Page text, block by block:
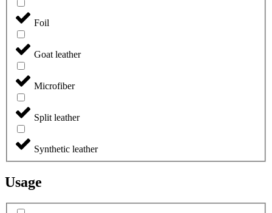
Foil
Goat leather
Microfiber
Split leather
Synthetic leather
Usage